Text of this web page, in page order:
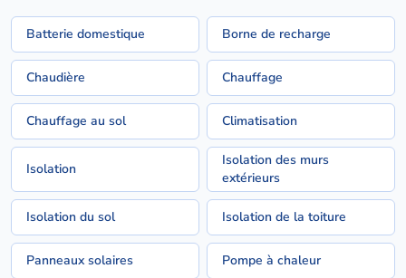
Batterie domestique Borne de recharge
Chaudière Chauffage
Chauffage au sol Climatisation
Isolation
Isolation des murs
extérieurs
Isolation du sol Isolation de la toiture
Panneaux solaires Pompe à chaleur